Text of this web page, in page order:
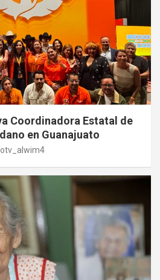
Coordinadora Estatal de
en Guanajuato